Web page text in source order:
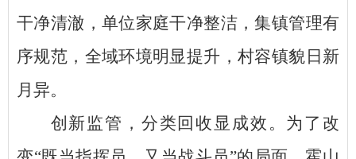
干净清澈，单位家庭干净整洁，集镇管理有
序规范，全域环境明显提升，村容镇貌日新
月异。
创新监管，分类回收显成效 。 为了改